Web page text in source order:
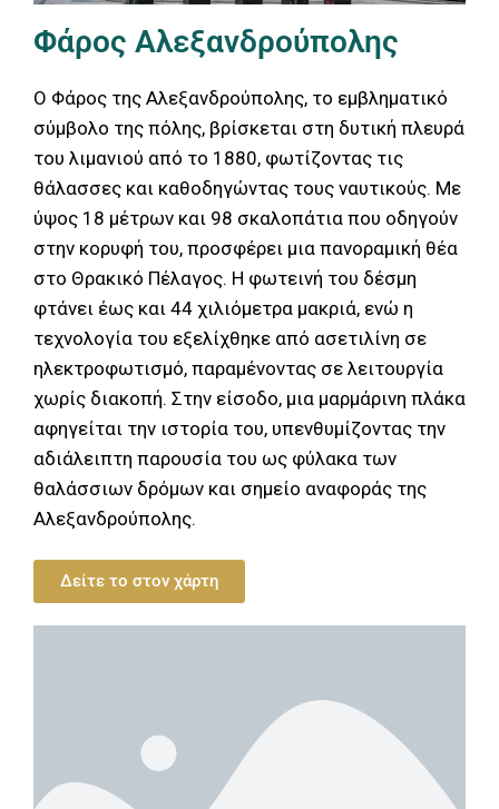
Φάρος Αλεξανδρούπολης
Ο Φάρος της Αλεξανδρούπολης, το εμβληματικό
σύμβολο της πόλης, βρίσκεται στη δυτική πλευρά
του λιμανιού από το 1880, φωτίζοντας τις
θάλασσες και καθοδηγώντας τους ναυτικούς. Με
ύψος 18 μέτρων και 98 σκαλοπάτια που οδηγούν
στην κορυφή του, προσφέρει μια πανοραμική θέα
στο Θρακικό Πέλαγος. Η φωτεινή του δέσμη
φτάνει έως και 44 χιλιόμετρα μακριά, ενώ η
τεχνολογία του εξελίχθηκε από ασετιλίνη σε
ηλεκτροφωτισμό, παραμένοντας σε λειτουργία
χωρίς διακοπή. Στην είσοδο, μια μαρμάρινη πλάκα
αφηγείται την ιστορία του, υπενθυμίζοντας την
αδιάλειπτη παρουσία του ως φύλακα των
θαλάσσιων δρόμων και σημείο αναφοράς της
Αλεξανδρούπολης.
Δείτε το στον χάρτη